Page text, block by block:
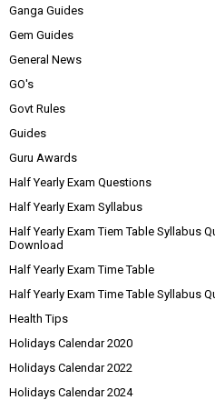
Ganga Guides
Gem Guides
General News
GO's
Govt Rules
Guides
Guru Awards
Half Yearly Exam Questions
Half Yearly Exam Syllabus
Half Yearly Exam Tiem Table Syllabus
Download
Half Yearly Exam Time Table
Half Yearly Exam Time Table Syllabus
Health Tips
Holidays Calendar 2020
Holidays Calendar 2022
Holidays Calendar 2024